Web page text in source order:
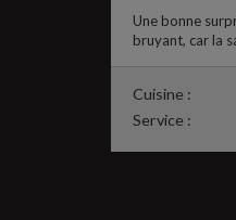
Une bonne
bruyant, car la
Cuisine :
Service :